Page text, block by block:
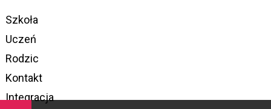
Szkoła
Uczeń
Rodzic
Kontakt
Integracja